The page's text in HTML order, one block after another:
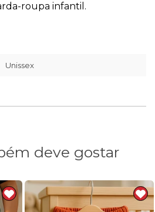
roupa infantil.
Unissex
deve gostar